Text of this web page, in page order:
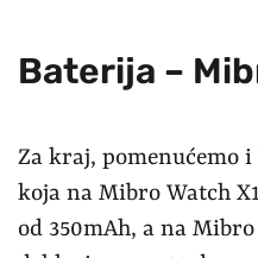
Baterija –
Za kraj, pomenućemo
koja na Mibro Watch
od 350mAh, a na